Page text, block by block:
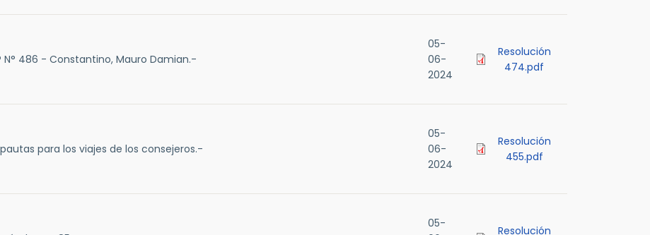
N° 486 - Constantino, Mauro Damian.-
05-
06-
2024
Resolución
474.pdf
para los viajes de los consejeros.-
05-
06-
2024
Resolución
455.pdf
05-
Resolución